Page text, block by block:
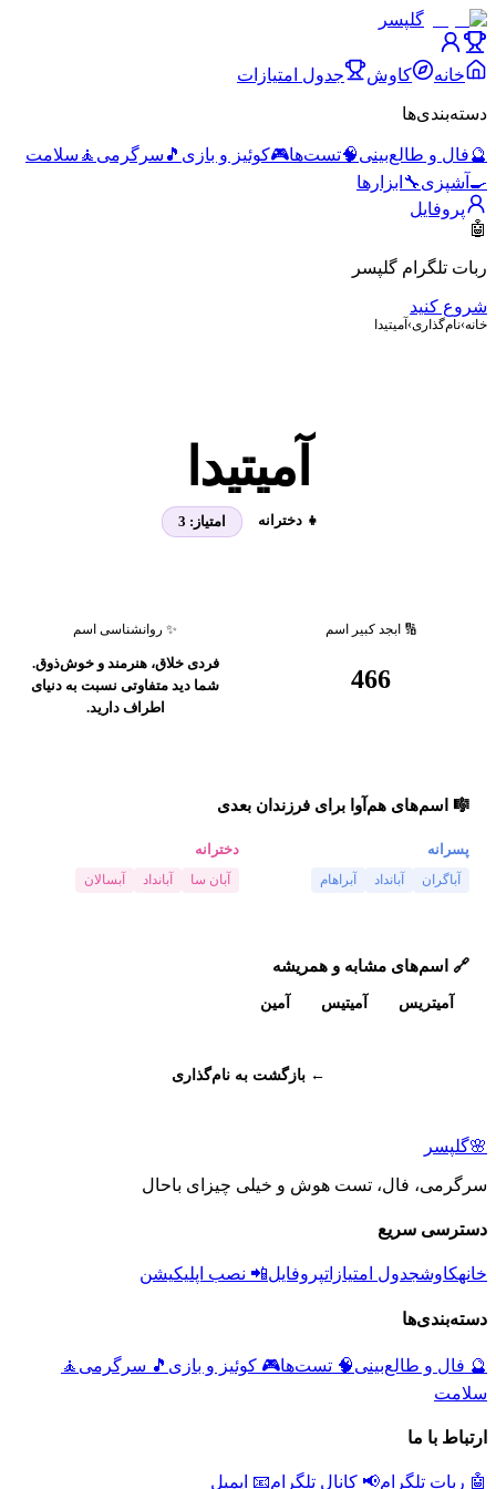
گلپسر
خانه کاوش جدول امتیازات
دسته‌بندی‌ها
🔮فال و طالع‌بینی🧠تست‌ها🎮کوئیز و بازی 🎵 سرگرمی 🧘 سلامت
🍳 آشپزی🔧 ابزارها
پروفایل
🤖
ربات تلگرام گلپسر
شروع کنید
خانه›نام‌گذاری› آمیتیدا
آمیتیدا
👧 دخترانه امتیاز: 3
🔢 ابجد کبیر اسم
466
✨ روانشناسی اسم
فردی خلاق، هنرمند و خوش‌ذوق.
شما دید متفاوتی نسبت به دنیای
اطراف دارید.
🎼 اسم‌های هم‌آوا برای فرزندان بعدی
پسرانه
آباگران آبانداد آبراهام
دخترانه
آبان سا آبانداد آبسالان
🔗 اسم‌های مشابه و همریشه
آمیتریس آمیتیس آمین
← بازگشت به نام‌گذاری
🌸گلپسر
سرگرمی، فال، تست هوش و خیلی چیزای باحال
دسترسی سریع
خانهکاوشجدول امتیازاتپروفایل📲 نصب اپلیکیشن
دسته‌بندی‌ها
🔮 فال و طالع‌بینی🧠 تست‌ها🎮 کوئیز و بازی 🎵 سرگرمی 🧘
سلامت
ارتباط با ما
🤖 ربات تلگرام📢 کانال تلگرام📧 ایمیل